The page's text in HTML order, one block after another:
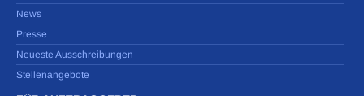
News
Presse
Neueste Ausschreibungen
Stellenangebote